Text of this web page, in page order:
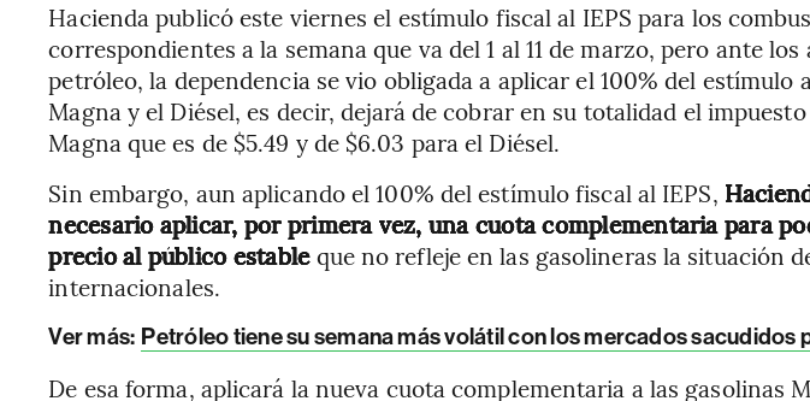
Hacienda publicó este viernes el estímulo fiscal al IEPS para los
correspondientes a la semana que va del 1 al 11 de marzo, pero ante
petróleo, la dependencia se vio obligada a aplicar el 100% del estímulo
Magna y el Diésel, es decir, dejará de cobrar en su totalidad el
Magna que es de $5.49 y de $6.03 para el Diésel.
Sin embargo, aun aplicando el 100% del estímulo fiscal al IEPS,
necesario aplicar, por primera vez, una cuota complementaria para
precio al público estableque no refleje en las gasolineras la situación
internacionales.
Ver más: Petróleo tiene su semana más volátil con los mercados sacudidos
De esa forma, aplicará la nueva cuota complementaria a las gasolinas